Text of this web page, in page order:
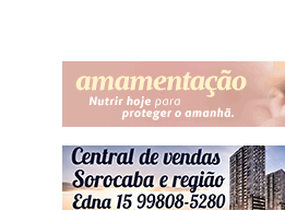
oportunidade, o legislativo
são-roquense deve